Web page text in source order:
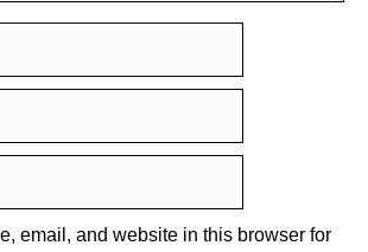
email, and website in this browser for